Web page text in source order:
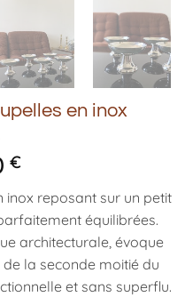
en inox
€
inox reposant sur un petit
équilibrées.
architecturale, évoque
la seconde moitié du
et sans superflu.